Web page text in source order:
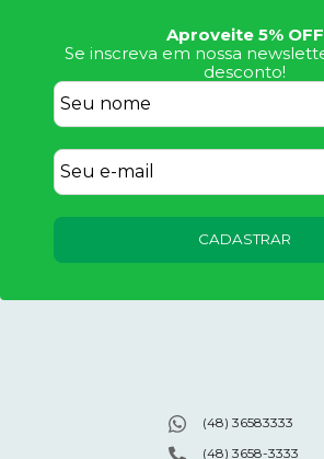
Aproveite 5% OFF
Se inscreva em nossa
desconto!
CADASTRAR
(48) 36583333
(48) 3658-3333